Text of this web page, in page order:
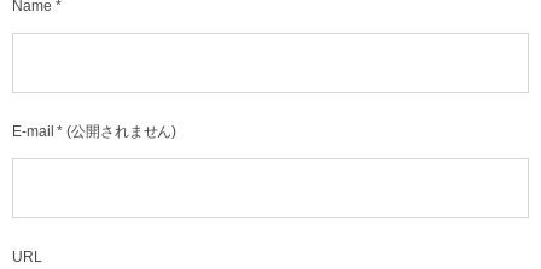
Name *
E-mail * (公開されません)
URL